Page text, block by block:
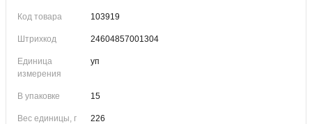
Код товара 103919
Штрихкод 24604857001304
Единица
измерения
уп
В упаковке 15
Вес единицы, г 226